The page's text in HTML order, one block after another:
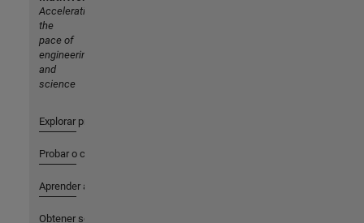
Accelerating
the
pace of
engineering
and
science
Explorar productos
Probar o comprar
Aprender a utilizar
Obtener soporte